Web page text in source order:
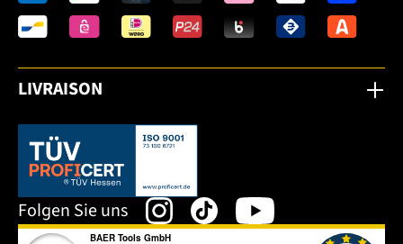
LIVRAISON
Dieser Link öffnet sich in einem neuen Tab.
Folgen Sie uns